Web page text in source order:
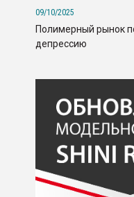
09/10/2025
Полимерный рынок
депрессию